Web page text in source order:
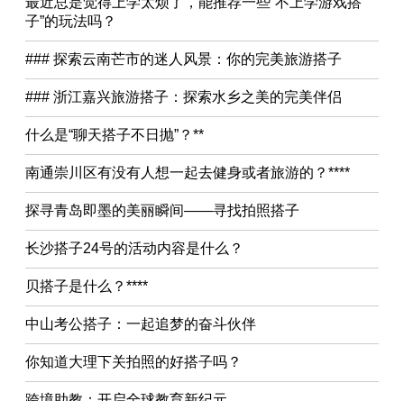
子”的玩法吗？
### 探索云南芒市的迷人风景：你的完美旅游搭子
### 浙江嘉兴旅游搭子：探索水乡之美的完美伴侣
什么是“聊天搭子不日抛”？**
南通崇川区有没有人想一起去健身或者旅游的？****
探寻青岛即墨的美丽瞬间——寻找拍照搭子
长沙搭子24号的活动内容是什么？
贝搭子是什么？****
中山考公搭子：一起追梦的奋斗伙伴
你知道大理下关拍照的好搭子吗？